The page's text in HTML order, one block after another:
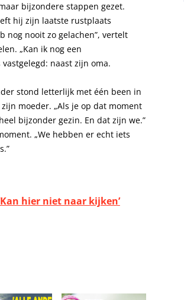
bijzondere stappen gezet.
hij zijn laatste rustplaats
nog nooit zo gelachen”, vertelt
„Kan ik nog een
naast zijn oma.
stond letterlijk met één been in
moeder. „Als je op dat moment
bijzonder gezin. En dat zijn we.”
„We hebben er echt iets
hier niet naar kijken’